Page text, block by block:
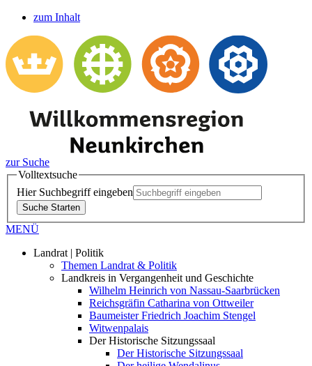
zum Inhalt
zur Suche
Volltextsuche
Hier Suchbegriff eingeben
Suche Starten
MENÜ
Landrat | Politik
Themen Landrat & Politik
Landkreis in Vergangenheit und Geschichte
Wilhelm Heinrich von Nassau-Saarbrücken
Reichsgräfin Catharina von Ottweiler
Baumeister Friedrich Joachim Stengel
Witwenpalais
Der Historische Sitzungssaal
Der Historische Sitzungssaal